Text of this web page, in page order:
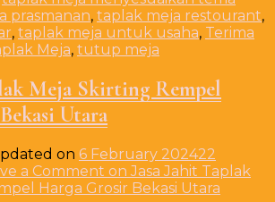
prasmanan, taplak meja restourant,
, taplak meja untuk usaha, Terima
Meja, tutup meja
Meja Skirting Rempel
Utara
on 6 February 202422
a Comment on Jasa Jahit Taplak
Harga Grosir Bekasi Utara